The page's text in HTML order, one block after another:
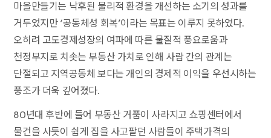
마을만들기는 낙후된 물리적 환경을 개선하는 소기의 성과를
거두었지만 ‘공동체성 회복’이라는 목표는 이루지 못하였다.
오히려 고도경제성장의 여파에 따른 물질적 풍요로움과
천정부지로 치솟는 부동산 가치로 인해 사람 간의 관계는
단절되고 지역공동체 보다는 개인의 경제적 이익을 우선시하는
풍조가 더욱 깊어졌다.
80년대 후반에 들어 부동산 거품이 사라지고 쇼핑센터에서
물건을 사듯이 쉽게 집을 사고팔던 사람들이 주택가격의